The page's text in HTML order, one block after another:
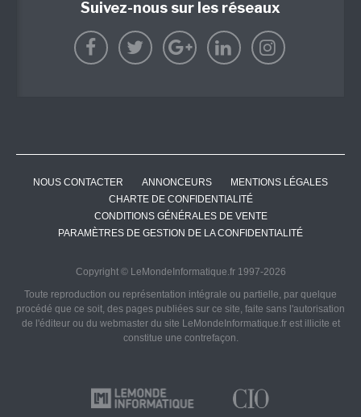
Suivez-nous sur les réseaux
NOUS CONTACTER ANNONCEURS
MENTIONS LÉGALES
CHARTE DE CONFIDENTIALITÉ
CONDITIONS GÉNÉRALES DE VENTE
PARAMÈTRES DE GESTION DE LA CONFIDENTIALITÉ
Copyright © LeMondeInformatique.fr 1997-2026
Toute reproduction ou représentation intégrale ou partielle, par quelque
procédé que ce soit, des pages publiées sur ce site, faite sans l'autorisation
de l'éditeur ou du webmaster du site LeMondeInformatique.fr est illicite et
constitue une contrefaçon.